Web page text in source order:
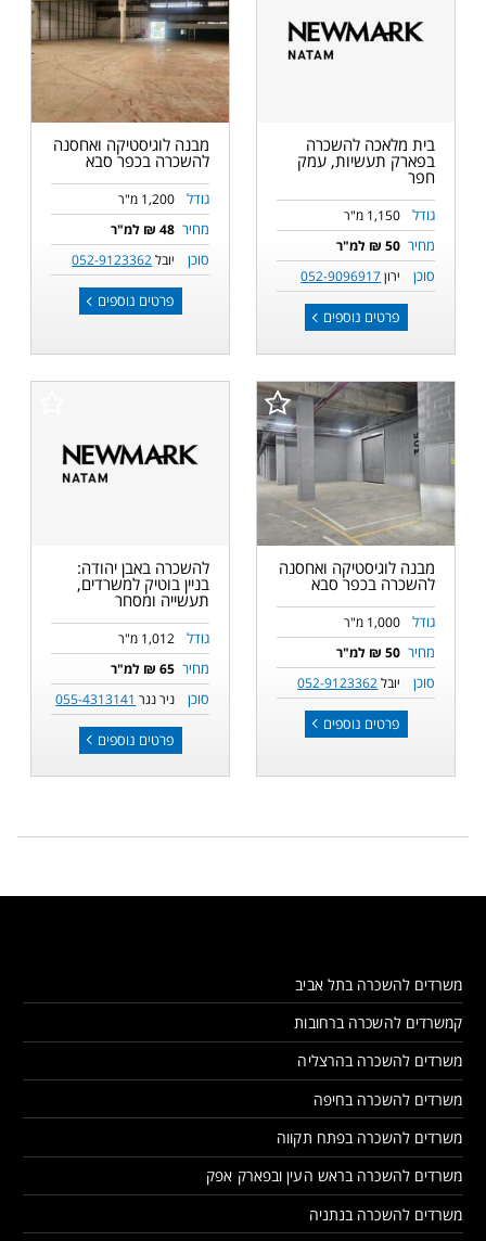
בית מלאכה להשכרה
בפארק תעשיות, עמק
חפר
גודל 1,150 מ"ר
מחיר 50 ₪ למ"ר
סוכן ירון052-9096917
פרטים נוספים
מבנה לוגיסטיקה ואחסנה
להשכרה בכפר סבא
גודל 1,200 מ"ר
מחיר 48 ₪ למ"ר
סוכן יובל052-9123362
פרטים נוספים
מבנה לוגיסטיקה ואחסנה
להשכרה בכפר סבא
גודל 1,000 מ"ר
מחיר 50 ₪ למ"ר
סוכן יובל052-9123362
פרטים נוספים
להשכרה באבן יהודה:
בניין בוטיק למשרדים,
תעשייה ומסחר
גודל 1,012 מ"ר
מחיר 65 ₪ למ"ר
סוכן ניר נגר 055-4313141
פרטים נוספים
משרדים להשכרה בתל אביב
קמשרדים להשכרה ברחובות
משרדים להשכרה בהרצליה
משרדים להשכרה בחיפה
משרדים להשכרה בפתח תקווה
משרדים להשכרה בראש העין ובפארק אפק
משרדים להשכרה בנתניה